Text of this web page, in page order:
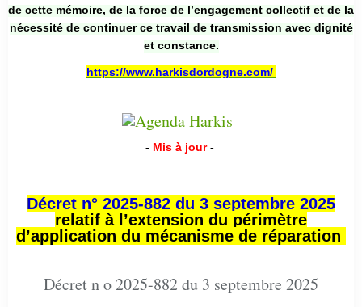
de cette mémoire, de la force de l’engagement collectif et de la
nécessité de continuer ce travail de transmission avec dignité
et constance.
https://www.harkisdordogne.com/
- Mis à jour -
Décret n° 2025-882 du 3 septembre 2025
relatif à l’extension du périmètre
d’application du mécanisme de réparation
Décret n o 2025-882 du 3 septembre 2025